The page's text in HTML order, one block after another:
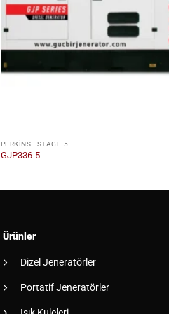
PERKINS - STAGE-5
GJP336-5
Ürünler
Dizel Jeneratörler
Portatif Jeneratörler